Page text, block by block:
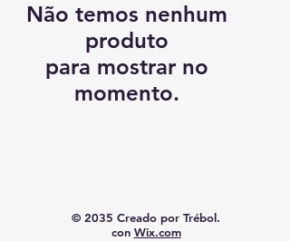
Não temos nenhum
produto
para mostrar no
momento.
© 2035 Creado por Trébol.
con Wix.com